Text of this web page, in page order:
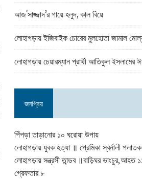
আজ‘সাজ্জাদ’র গায়ে হলুদ, কাল বিয়ে
লোহাগড়ায় ইজিবাইক চোরের মুলহোতা জামাল
লোহাগড়ায় চেয়ারম্যান প্রার্থী আতিকুল ইসলামের
জনপ্রিয়
পিঁপড়া তাড়ানোর ১০ ঘরোয়া উপায়
লোহাগড়ায় যুবক হত্যা ॥ প্রেমিকা স্বর্নালী পলাতক
লোহাগড়ায় সন্ত্রসী তান্ডব ॥বাড়িঘর ভাংচুর,আহত
গ্রেফতার ৮